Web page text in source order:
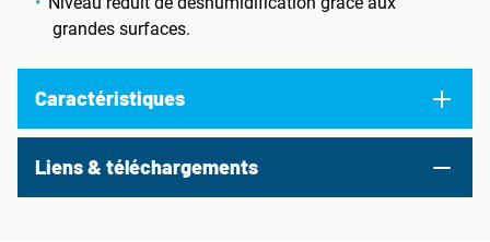
grandes surfaces.
Caractéristiques
Liens & téléchargements